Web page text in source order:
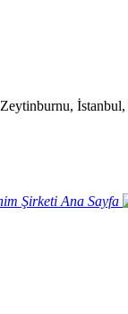
Zeytinburnu, İstanbul,
Ana Sayfa